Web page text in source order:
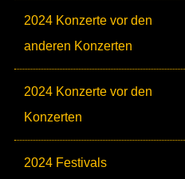
2024 Konzerte vor den
anderen Konzerten
2024 Konzerte vor den
Konzerten
2024 Festivals